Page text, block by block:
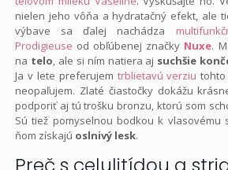
nielen jeho vôňa a hydratačný efekt, ale
výbave sa ďalej nachádza
Prodigieuse od obľúbenej značky Nuxe.
na telo, ale si ním natiera aj suchšie
Ja v lete preferujem trblietavú verziu
neopaľujem. Zlaté čiastočky dokážu
podporiť aj tú trošku bronzu, ktorú som
Sú tiež pomyselnou bodkou k vlasovému
ňom získajú oslnivý lesk.
Preč s celulitídou a